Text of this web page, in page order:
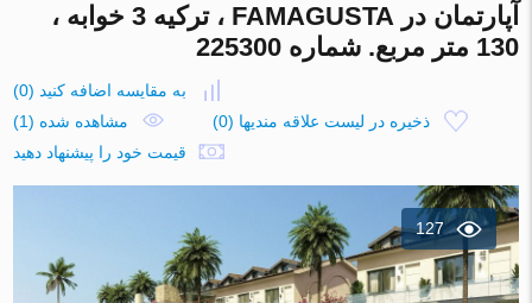
آپارتمان در FAMAGUSTA ، ترکیه 3 خوابه ،
130 متر مربع. شماره 225300
به مقایسه اضافه کنید (
0
)
ذخیره در لیست علاقه مندیها (
0
)
مشاهده شده (1)
قیمت خود را پیشنهاد دهید
127